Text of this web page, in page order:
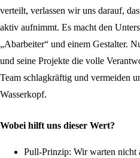
verteilt, verlassen wir uns darauf,
aktiv aufnimmt. Es macht den
„Abarbeiter“ und einem Gestalter.
und seine Projekte die volle
Team schlagkräftig und vermeiden
Wasserkopf.
Wobei hilft uns dieser Wert?
Pull-Prinzip: Wir warten nicht